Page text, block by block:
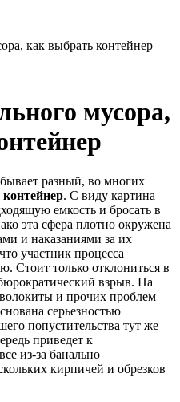
как выбрать контейнер
мусора,
бывает разный, во многих
контейнер. С виду картина
емкость и бросать в
эта сфера плотно окружена
и наказаниями за их
участник процесса
Стоит только отклониться в
взрыв. На
и прочих проблем
серьезностью
попустительства тут же
приведет к
из-за банально
кирпичей и обрезков